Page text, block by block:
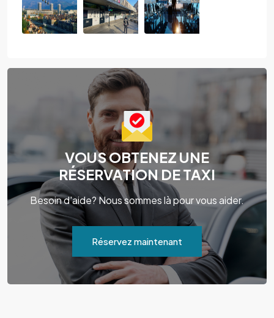
VOUS OBTENEZ UNE
RÉSERVATION DE TAXI
Besoin d'aide? Nous sommes là pour vous aider.
Réservez maintenant